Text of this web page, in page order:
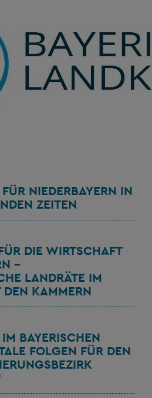
NIEDERBAYERN IN
ZEITEN
DIE WIRTSCHAFT
–
LANDRÄTE IM
KAMMERN
BAYERISCHEN
FOLGEN FÜR DEN